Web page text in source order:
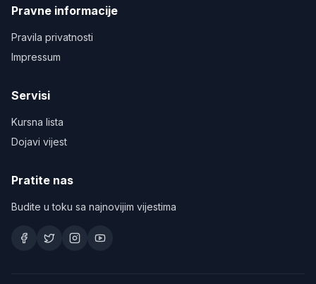
Pravne informacije
Pravila privatnosti
Impressum
Servisi
Kursna lista
Dojavi vijest
Pratite nas
Budite u toku sa najnovijim vijestima